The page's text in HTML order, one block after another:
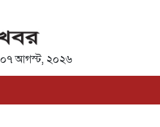
০৭ আগস্ট, ২০২৬